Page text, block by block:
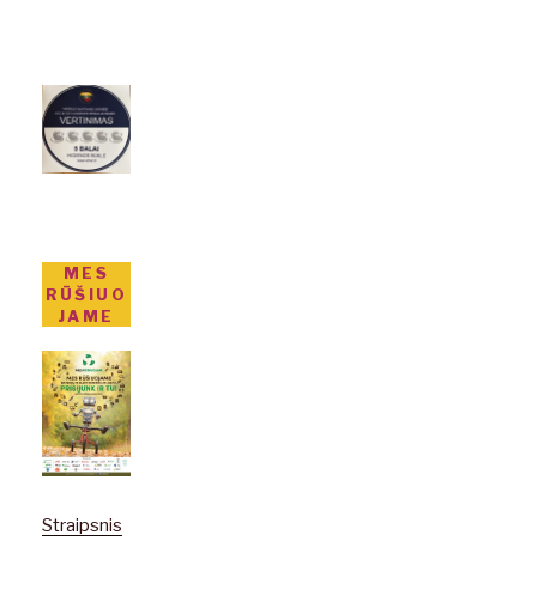
MES
RŪŠIUO
JAME
Straipsnis